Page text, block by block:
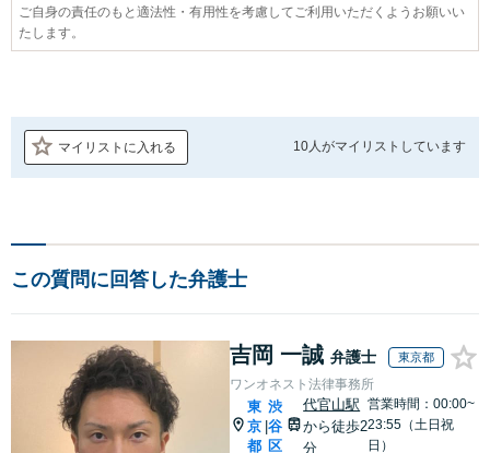
ご自身の責任のもと適法性・有用性を考慮してご利用いただくようお願いい
たします。
マイリストに入れる 10人がマイリストしています
この質問に回答した弁護士
吉岡 一誠 弁護士 東京都
ワンオネスト法律事務所
東
京
都
|
渋
谷
区
代官山駅
から徒歩2
分
営業時間：00:00~
23:55（土日祝
日）